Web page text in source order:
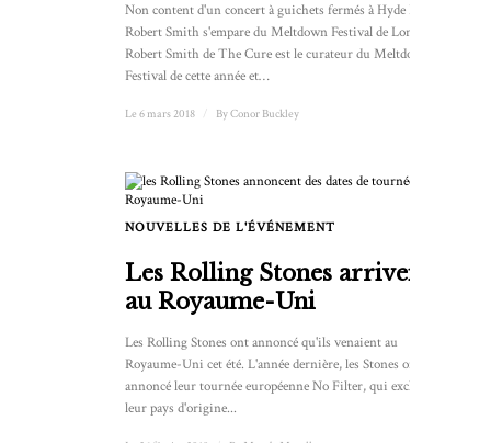
Non content d'un concert à guichets fermés à Hyde Park,
Robert Smith s'empare du Meltdown Festival de Londres.
Robert Smith de The Cure est le curateur du Meltdown
Festival de cette année et…
Le 6 mars 2018 ByConor Buckley
NOUVELLES DE L'ÉVÉNEMENT
Les Rolling Stones arrivent
au Royaume-Uni
Les Rolling Stones ont annoncé qu'ils venaient au
Royaume-Uni cet été. L'année dernière, les Stones ont
annoncé leur tournée européenne No Filter, qui excluait
leur pays d'origine...